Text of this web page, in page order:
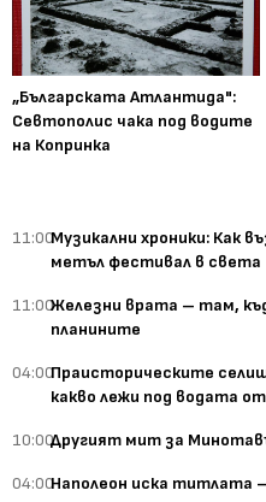
„Българската Атлантида":
Севтополис чака под водите
на Копринка
11:00Музикални хроники: Как
метъл фестивал в света
11:00Железни врата – там,
планините
04:00Праисторическите
какво лежи под водата
10:00Другият мит за
04:00Наполеон иска титлата